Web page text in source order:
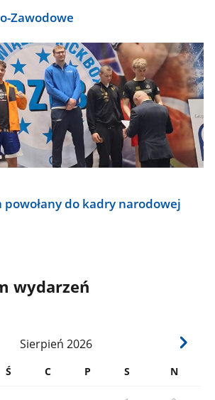
Zawodowe
powołany do kadry narodowej
wydarzeń
Sierpień 2026
Ś C P S N